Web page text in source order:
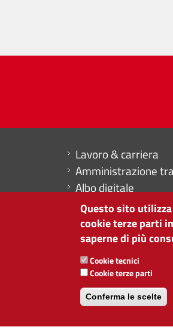
Mini menu di servizio
Lavoro & carriera
Amministrazione
Albo digitale
Dichiarazione di
Contabilità
CAMERA DI
via Alto Adige 60 | I-
tel. 0471 945 511 |
Partita IVA:
Questo sito
cookie terze parti
saperne di più
Cookie tecnici
Cookie terze parti
Conferma le scelte